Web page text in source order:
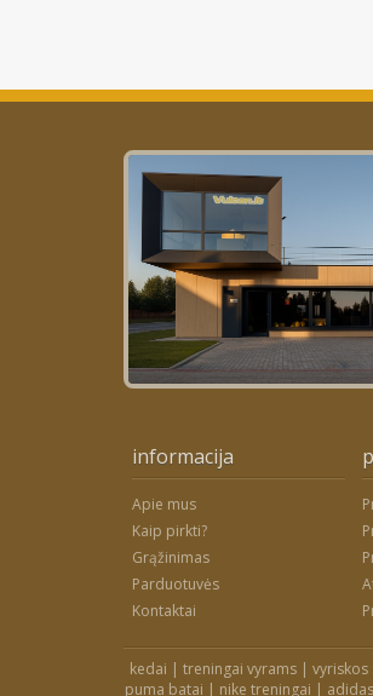
informacija
Apie mus
Kaip pirkti?
Grąžinimas
Parduotuvės
Kontaktai
kedai | treningai vyrams | vyriskos
puma batai | nike treningai |